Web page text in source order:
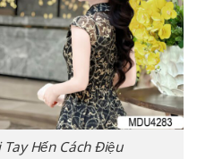
Hến Cách Điệu